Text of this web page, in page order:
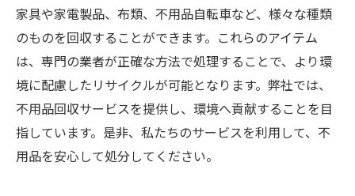
家具や家電製品、布類、不用品自転車など、様々な種類
のものを回収することができます。これらのアイテム
は、専門の業者が正確な方法で処理することで、より環
境に配慮したリサイクルが可能となります。弊社では、
不用品回収サービスを提供し、環境へ貢献することを目
指しています。是非、私たちのサービスを利用して、不
用品を安心して処分してください。